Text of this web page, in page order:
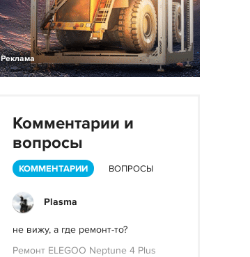
Реклама
Комментарии и
вопросы
КОММЕНТАРИИ ВОПРОСЫ
Plasma
не вижу, а где ремонт-то?
Ремонт ELEGOO Neptune 4 Plus